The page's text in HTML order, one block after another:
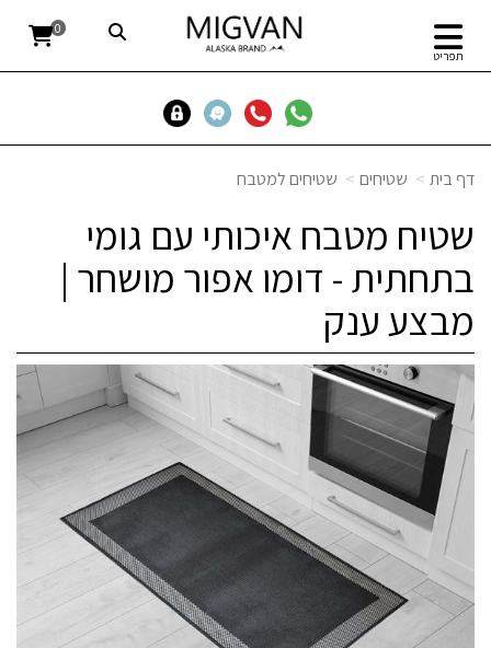
תפריט
0
דף בית שטיחים שטיחים למטבח
שטיח מטבח איכותי עם גומי
בתחתית - דומו אפור מושחר |
מבצע ענק